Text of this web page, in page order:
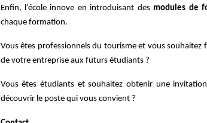
Enfin, l’école innove en introduisant des modules de
chaque formation.
Vous êtes professionnels du tourisme et vous souhaitez
de votre entreprise aux futurs étudiants ?
Vous êtes étudiants et souhaitez obtenir une
découvrir le poste qui vous convient ?